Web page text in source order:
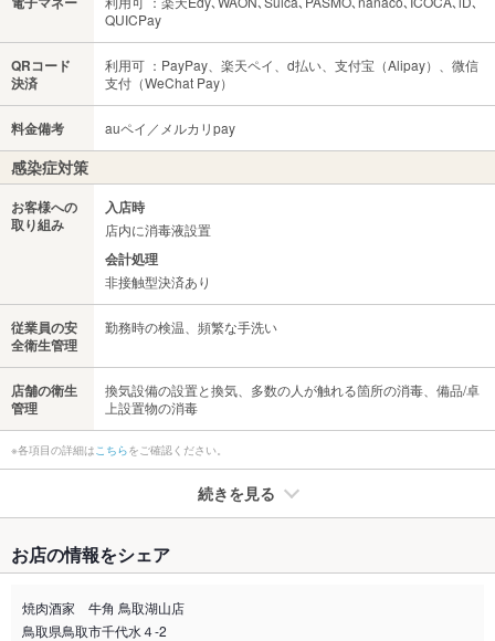
QUICPay
QRコード
決済
利用可 ：PayPay、楽天ペイ、d払い、支付宝（Alipay）、微信
支付（WeChat Pay）
料金備考 auペイ／メルカリpay
感染症対策
お客様への
取り組み
入店時
店内に消毒液設置
会計処理
非接触型決済あり
従業員の安
全衛生管理
勤務時の検温、頻繁な手洗い
店舗の衛生
管理
換気設備の設置と換気、多数の人が触れる箇所の消毒、備品/卓
上設置物の消毒
※各項目の詳細は こちらをご確認ください。
続きを見る
禁煙・喫煙 全席禁煙
喫煙専用室 なし
お店の情報をシェア
焼肉酒家 牛角 鳥取湖山店
鳥取県鳥取市千代水４-2